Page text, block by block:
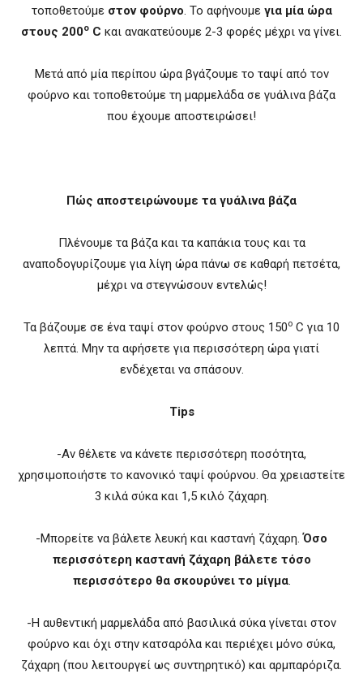
τοποθετούμε στον φούρνο. Το αφήνουμε για μία ώρα
στους 200ο C και ανακατεύουμε 2-3 φορές μέχρι να γίνει.
Μετά από μία περίπου ώρα βγάζουμε το ταψί από τον
φούρνο και τοποθετούμε τη μαρμελάδα σε γυάλινα βάζα
που έχουμε αποστειρώσει!
Πώς αποστειρώνουμε τα γυάλινα βάζα
Πλένουμε τα βάζα και τα καπάκια τους και τα
αναποδογυρίζουμε για λίγη ώρα πάνω σε καθαρή πετσέτα,
μέχρι να στεγνώσουν εντελώς!
Τα βάζουμε σε ένα ταψί στον φούρνο στους 150ο C για 10
λεπτά. Μην τα αφήσετε για περισσότερη ώρα γιατί
ενδέχεται να σπάσουν.
Τips
-Αν θέλετε να κάνετε περισσότερη ποσότητα,
χρησιμοποιήστε το κανονικό ταψί φούρνου. Θα χρειαστείτε
3 κιλά σύκα και 1,5 κιλό ζάχαρη.
-Μπορείτε να βάλετε λευκή και καστανή ζάχαρη.Όσο
περισσότερη καστανή ζάχαρη βάλετε τόσο
περισσότερο θα σκουρύνει το μίγμα.
-Η αυθεντική μαρμελάδα από βασιλικά σύκα γίνεται στον
φούρνο και όχι στην κατσαρόλα και περιέχει μόνο σύκα,
ζάχαρη (που λειτουργεί ως συντηρητικό) και αρμπαρόριζα.